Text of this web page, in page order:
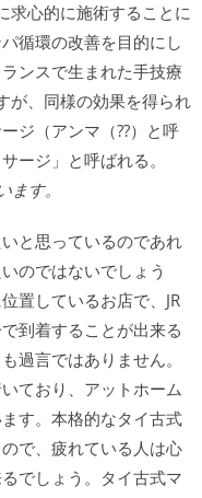
求心的に施術することに
循環の改善を目的にし
ンスで生まれた手技療
が、同様の効果を得られ
ジ（アンマ（??）と呼
ージ」と呼ばれる。
ます。
と思っているのであれ
のではないでしょう
置しているお店で、JR
到着することが出来る
過言ではありません。
ており、アットホーム
す。本格的なタイ古式
で、疲れている人は心
でしょう。タイ古式マ